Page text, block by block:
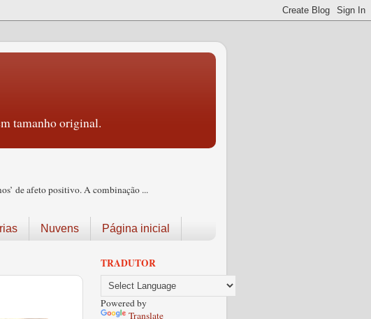
tamanho original.
de afeto positivo. A combinação ...
Nuvens Página inicial
TRADUTOR
Powered by
Translate